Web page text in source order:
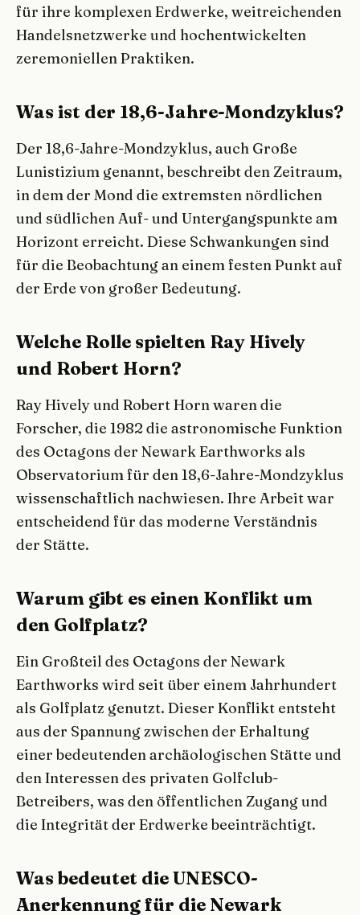
für ihre komplexen Erdwerke, weitreichenden
Handelsnetzwerke und hochentwickelten
zeremoniellen Praktiken.
Was ist der 18,6-Jahre-Mondzyklus?
Der 18,6-Jahre-Mondzyklus, auch Große
Lunistizium genannt, beschreibt den Zeitraum,
in dem der Mond die extremsten nördlichen
und südlichen Auf- und Untergangspunkte am
Horizont erreicht. Diese Schwankungen sind
für die Beobachtung an einem festen Punkt auf
der Erde von großer Bedeutung.
Welche Rolle spielten Ray Hively
und Robert Horn?
Ray Hively und Robert Horn waren die
Forscher, die 1982 die astronomische Funktion
des Octagons der Newark Earthworks als
Observatorium für den 18,6-Jahre-Mondzyklus
wissenschaftlich nachwiesen. Ihre Arbeit war
entscheidend für das moderne Verständnis
der Stätte.
Warum gibt es einen Konflikt um
den Golfplatz?
Ein Großteil des Octagons der Newark
Earthworks wird seit über einem Jahrhundert
als Golfplatz genutzt. Dieser Konflikt entsteht
aus der Spannung zwischen der Erhaltung
einer bedeutenden archäologischen Stätte und
den Interessen des privaten Golfclub-
Betreibers, was den öffentlichen Zugang und
die Integrität der Erdwerke beeinträchtigt.
Was bedeutet die UNESCO-
Anerkennung für die Newark